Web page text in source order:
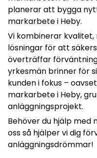
planerar att bygga
markarbete i Heby.
Vi kombinerar
lösningar för att
överträffar
yrkesmän brinner för
kunden i fokus –
markarbete i Heby,
anläggningsprojekt.
Behöver du hjälp med
oss så hjälper vi dig
anläggningsdrömmar!